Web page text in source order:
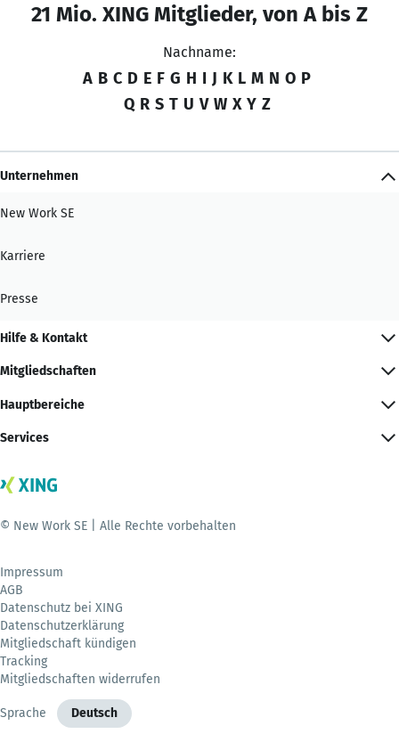
21 Mio. XING Mitglieder, von A bis Z
Nachname:
A B C D E F G H I J K L M N O P
Q R S T U V W X Y Z
Unternehmen
New Work SE
Karriere
Presse
Hilfe & Kontakt
Mitgliedschaften
Hauptbereiche
Services
© New Work SE | Alle Rechte vorbehalten
Impressum
AGB
Datenschutz bei XING
Datenschutzerklärung
Mitgliedschaft kündigen
Tracking
Mitgliedschaften widerrufen
Sprache Deutsch